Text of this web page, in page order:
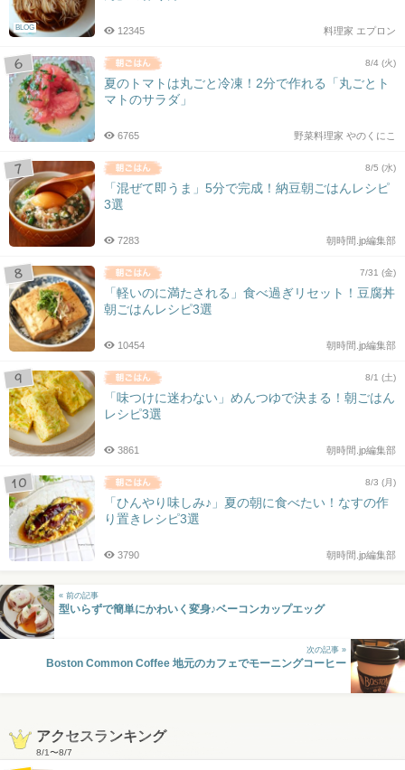
BLOG 料理家 エプロン
12345
8/4 (火)
夏のトマトは丸ごと冷凍！2分で作れる「丸ごとト
マトのサラダ」
野菜料理家 やのくにこ
6765
8/5 (水)
「混ぜて即うま」5分で完成！納豆朝ごはんレシピ
3選
朝時間.jp編集部
7283
7/31 (金)
「軽いのに満たされる」食べ過ぎリセット！豆腐丼
朝ごはんレシピ3選
朝時間.jp編集部
10454
8/1 (土)
「味つけに迷わない」めんつゆで決まる！朝ごはん
レシピ3選
朝時間.jp編集部
3861
8/3 (月)
「ひんやり味しみ♪」夏の朝に食べたい！なすの作
り置きレシピ3選
朝時間.jp編集部
3790
« 前の記事
型いらずで簡単にかわいく変身♪ベーコンカップエッグ
次の記事 »
Boston Common Coffee 地元のカフェでモーニングコーヒー
アクセスランキング
8/1〜8/7